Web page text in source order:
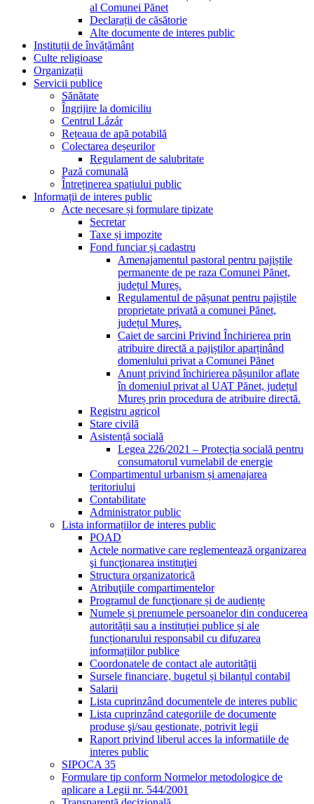
al Comunei Pănet
Declarații de căsătorie
Alte documente de interes public
Instituții de învățământ
Culte religioase
Organizații
Servicii publice
Sănătate
Îngrijire la domiciliu
Centrul Lázár
Rețeaua de apă potabilă
Colectarea deșeurilor
Regulament de salubritate
Pază comunală
Întreținerea spațiului public
Informații de interes public
Acte necesare și formulare tipizate
Secretar
Taxe și impozite
Fond funciar și cadastru
Amenajamentul pastoral pentru pajiștile
permanente de pe raza Comunei Pănet,
județul Mureș.
Regulamentul de pășunat pentru pajiștile
proprietate privată a comunei Pănet,
județul Mureș.
Caiet de sarcini Privind Închirierea prin
atribuire directă a pajiștilor aparținând
domeniului privat a Comunei Pănet
Anunț privind închirierea pășunilor aflate
în domeniul privat al UAT Pănet, județul
Mureș prin procedura de atribuire directă.
Registru agricol
Stare civilă
Asistență socială
Legea 226/2021 – Protecția socială pentru
consumatorul vurnelabil de energie
Compartimentul urbanism și amenajarea
teritoriului
Contabilitate
Administrator public
Lista informațiilor de interes public
POAD
Actele normative care reglementează organizarea
şi funcţionarea instituţiei
Structura organizatorică
Atribuţiile compartimentelor
Programul de funcţionare și de audiențe
Numele și prenumele persoanelor din conducerea
autorității sau a instituției publice și ale
funcționarului responsabil cu difuzarea
informațiilor publice
Coordonatele de contact ale autorității
Sursele financiare, bugetul și bilanțul contabil
Salarii
Lista cuprinzând documentele de interes public
Lista cuprinzând categoriile de documente
produse şi/sau gestionate, potrivit legii
Raport privind liberul acces la informatiile de
interes public
SIPOCA 35
Formulare tip conform Normelor metodologice de
aplicare a Legii nr. 544/2001